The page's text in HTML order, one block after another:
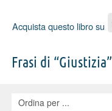
Acquista questo libro su
Frasi di “Giustizia”